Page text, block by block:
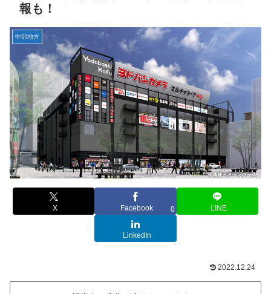
報も！
中部地方
X Facebook 0 LINE
LinkedIn
2022.12.24